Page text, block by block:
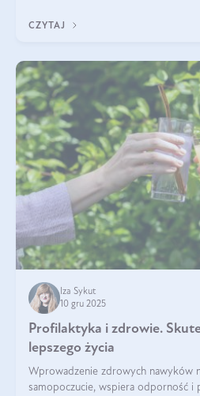
CZYTAJ
Iza Sykut
10 gru 2025
Profilaktyka i zdrowie.
lepszego życia
Wprowadzenie zdrowych nawyków
samopoczucie, wspiera odporność i